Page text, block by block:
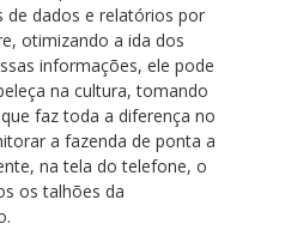
de dados e relatórios por
otimizando a ida dos
informações, ele pode
na cultura, tomando
faz toda a diferença no
a fazenda de ponta a
na tela do telefone, o
os talhões da